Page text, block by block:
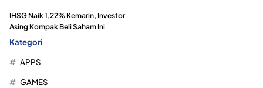
IHSG Naik 1,22% Kemarin, Investor
Asing Kompak Beli Saham Ini
Kategori
APPS
GAMES